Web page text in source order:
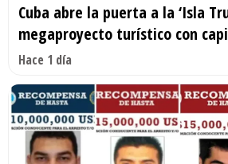
Cuba abre la puerta a la ‘Isla
megaproyecto turístico con
Hace 1 día